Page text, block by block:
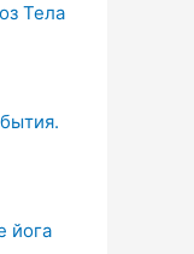
Тела
йога